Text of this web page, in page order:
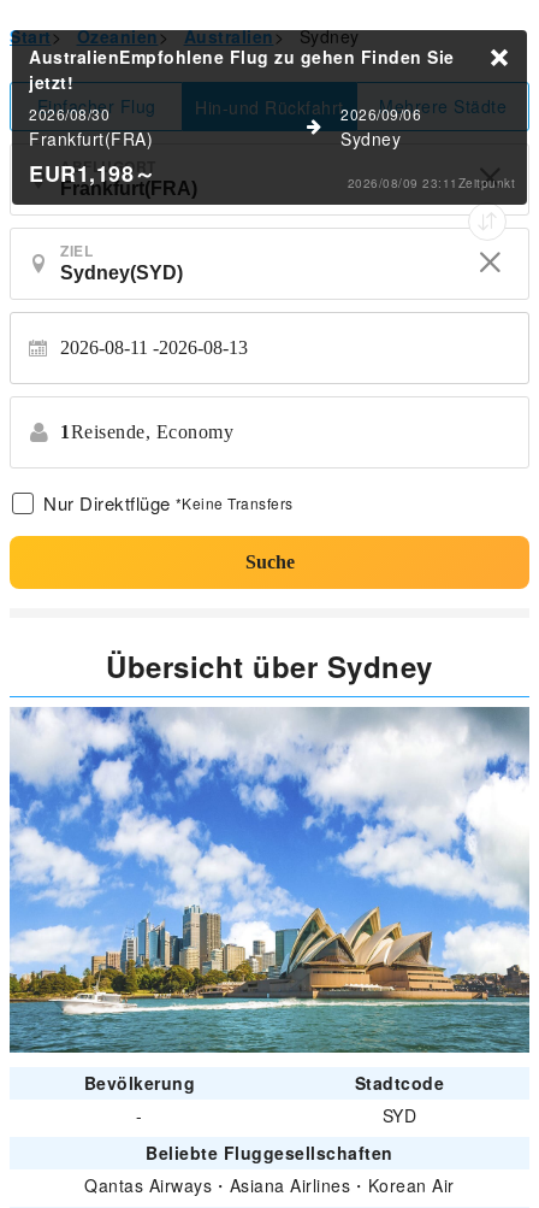
Start> Ozeanien> Australien> Sydney
Einfacher Flug Hin-und Rückfahrt Mehrere Städte
ABFLUGORT
ZIEL
2026-08-11 2026-08-13
1Reisende, Economy
Nur Direktflüge *Keine Transfers
Suche
AustralienEmpfohlene Flug zu gehen Finden Sie
jetzt!
2026/08/30
Frankfurt(FRA)
2026/09/06
Sydney
EUR1,198～ 2026/08/09 23:11Zeitpunkt
Übersicht über Sydney
Bevölkerung
Stadtcode
-
SYD
Beliebte Fluggesellschaften
Qantas Airways ・ Asiana Airlines ・ Korean Air